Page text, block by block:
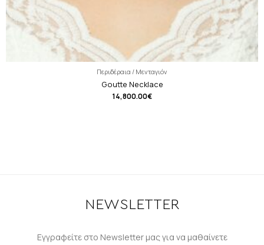
Περιδέραια / Μενταγιόν
Goutte Necklace
14,800.00€
NEWSLETTER
Εγγραφείτε στο Newsletter μας για να μαθαίνετε